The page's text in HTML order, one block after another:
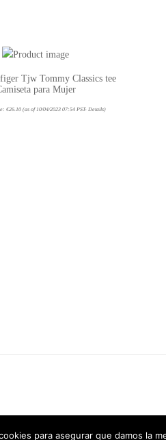
Tjw Tommy Classics tee
para Mujer
€26.10 (as of 10/04/2023 07:54 PST- Details)
para asegurar que damos la